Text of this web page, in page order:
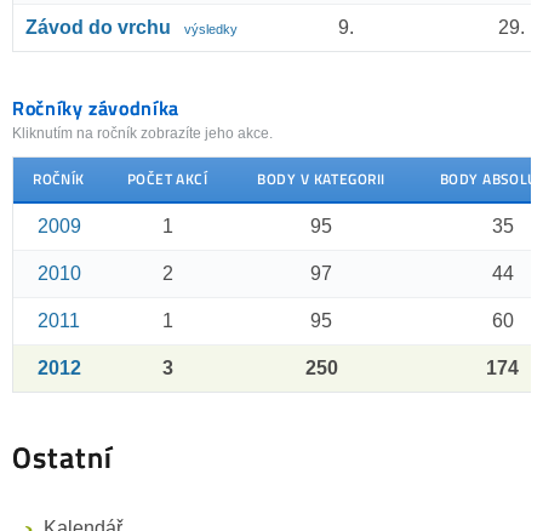
Závod do vrchu výsledky 9. 29.
Ročníky závodníka
Kliknutím na ročník zobrazíte jeho akce.
ROČNÍK POČET AKCÍ BODY V KATEGORII BODY
2009 1 95 35
2010 2 97 44
2011 1 95 60
2012 3 250 174
Ostatní